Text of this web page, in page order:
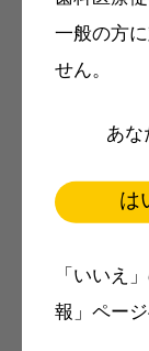
一般の方
せん。
あな
は
「いいえ
報」ペー